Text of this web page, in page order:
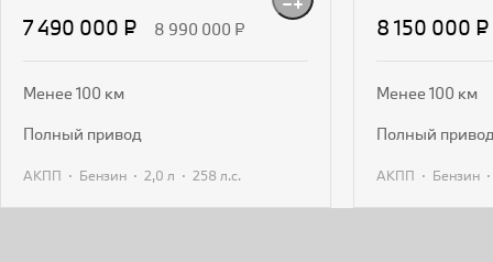
7 490 000 ₽ 8 990 000 ₽
Менее 100 км
полный привод
АКПП · Бензин · 2,0 л · 258 л.с.
8 150 000 ₽
Менее 100 км
полный
АКПП · Бензин